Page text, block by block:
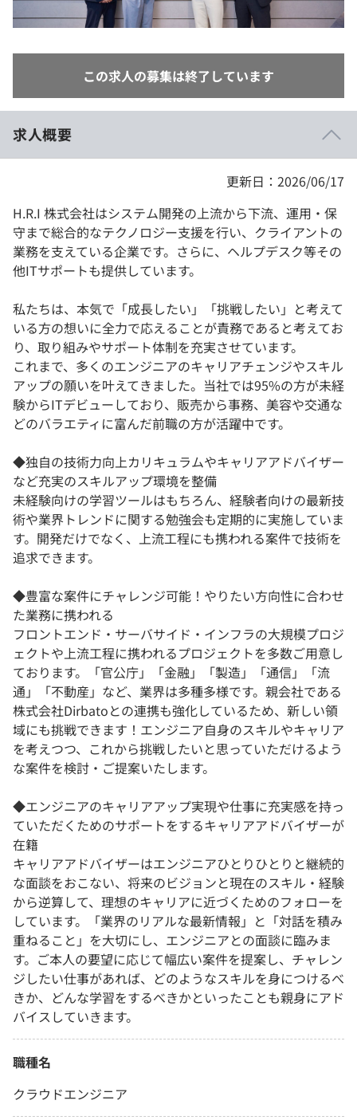
学校向けプラン
この求人の募集は終了しています
求人概要
更新日：2026/06/17
H.R.I 株式会社はシステム開発の上流から下流、運用・保
守まで総合的なテクノロジー支援を行い、クライアントの
業務を支えている企業です。さらに、ヘルプデスク等その
他ITサポートも提供しています。
私たちは、本気で「成長したい」「挑戦したい」と考えて
いる方の想いに全力で応えることが責務であると考えてお
り、取り組みやサポート体制を充実させています。
これまで、多くのエンジニアのキャリアチェンジやスキル
アップの願いを叶えてきました。当社では95%の方が未経
験からITデビューしており、販売から事務、美容や交通な
どのバラエティに富んだ前職の方が活躍中です。
◆独自の技術力向上カリキュラムやキャリアアドバイザー
など充実のスキルアップ環境を整備
未経験向けの学習ツールはもちろん、経験者向けの最新技
術や業界トレンドに関する勉強会も定期的に実施していま
す。開発だけでなく、上流工程にも携われる案件で技術を
追求できます。
◆豊富な案件にチャレンジ可能！やりたい方向性に合わせ
た業務に携われる
フロントエンド・サーバサイド・インフラの大規模プロジ
ェクトや上流工程に携われるプロジェクトを多数ご用意し
ております。「官公庁」「金融」「製造」「通信」「流
通」「不動産」など、業界は多種多様です。親会社である
株式会社Dirbatoとの連携も強化しているため、新しい領
域にも挑戦できます！エンジニア自身のスキルやキャリア
を考えつつ、これから挑戦したいと思っていただけるよう
な案件を検討・ご提案いたします。
◆エンジニアのキャリアアップ実現や仕事に充実感を持っ
ていただくためのサポートをするキャリアアドバイザーが
在籍
キャリアアドバイザーはエンジニアひとりひとりと継続的
な面談をおこない、将来のビジョンと現在のスキル・経験
から逆算して、理想のキャリアに近づくためのフォローを
しています。「業界のリアルな最新情報」と「対話を積み
重ねること」を大切にし、エンジニアとの面談に臨みま
す。ご本人の要望に応じて幅広い案件を提案し、チャレン
ジしたい仕事があれば、どのようなスキルを身につけるべ
きか、どんな学習をするべきかといったことも親身にアド
バイスしていきます。
職種名
クラウドエンジニア